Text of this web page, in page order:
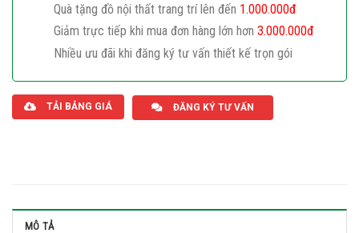
Quà tặng đồ nội thất trang trí lên đến 1.000.000đ
Giảm trực tiếp khi mua đơn hàng lớn hơn 3.000.000đ
Nhiều ưu đãi khi đăng ký tư vấn thiết kế trọn gói
TẢI BẢNG GIÁ ĐĂNG KÝ TƯ VẤN
MÔ TẢ